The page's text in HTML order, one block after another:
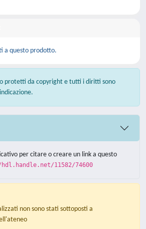
a questo prodotto.
protetti da copyright e tutti i diritti sono
per citare o creare un link a questo
11582/74600
non sono stati sottoposti a